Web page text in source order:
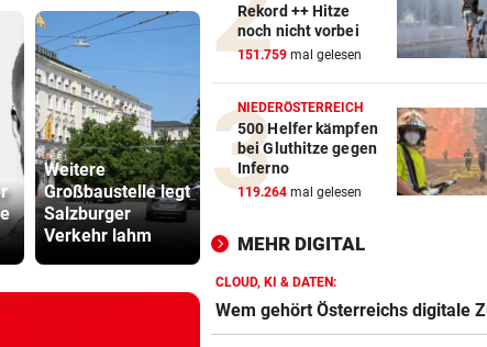
Weitere
Großbaustelle legt
Salzburger
Verkehr lahm
Staunen, lachen
Altstadtzauber
VOR KÜSTE OMANS vor
Tanker meldet Explosionen
Straße von Hormuz
URTEIL GEFALLEN vor
Altacher Kies-Krieg:
Franz Kopf recht
Hitze gefährdet Gewässer und
Rekord ++ Hitze
noch nicht vorbei
151.759 mal gelesen
NIEDERÖSTERREICH
500 Helfer kämpfen
bei Gluthitze gegen
Inferno
119.264 mal gelesen
MEHR DIGITAL
CLOUD, KI & DATEN:
Wem gehört Österreichs digitale